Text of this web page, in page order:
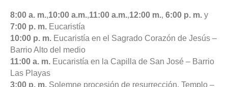
8:00 a. m.,10:00 a.m.,11:00 a.m.,12:00 m., 6:00 p. m. y
7:00 p. m. Eucaristía
10:00 p. m. Eucaristía en el Sagrado Corazón de Jesús –
Barrio Alto del medio
11:00 a. m. Eucaristía en la Capilla de San José – Barrio
Las Playas
3:00 p. m. Solemne procesión de resurrección. Templo –